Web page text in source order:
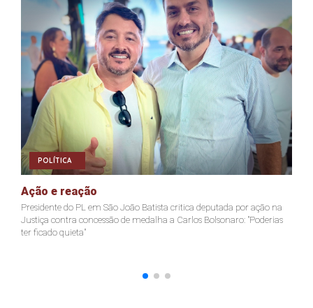
POLÍTICA
Ação e reação
Presidente do PL em São João Batista critica deputada por ação na
Justiça contra concessão de medalha a Carlos Bolsonaro: "Poderias
ter ficado quieta"